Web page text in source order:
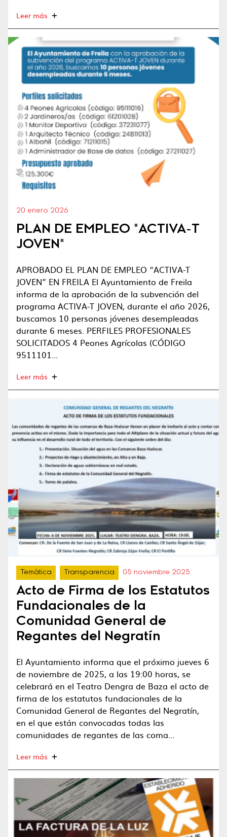
Leer más
20 enero 2026
PLAN DE EMPLEO "ACTIVA-T
JOVEN"
APROBADO EL PLAN DE EMPLEO “ACTIVA-T
JOVEN” EN FREILA El Ayuntamiento de Freila
informa de la aprobación de la subvención del
programa ACTIVA-T JOVEN, durante el año 2026,
buscamos 10 personas jóvenes desempleadas
durante 6 meses. PERFILES PROFESIONALES
SOLICITADOS 4 Peones Agrícolas (CÓDIGO
9511101...
Leer más
Temática Transparencia 05 noviembre 2025
Acto de Firma de los Estatutos
Fundacionales de la
Comunidad General de
Regantes del Negratín
El Ayuntamiento informa que el próximo jueves 6
de noviembre de 2025, a las 19:00 horas, se
celebrará en el Teatro Dengra de Baza el acto de
firma de los estatutos fundacionales de la
Comunidad General de Regantes del Negratín,
en el que están convocadas todas las
comunidades de regantes de las coma...
Leer más